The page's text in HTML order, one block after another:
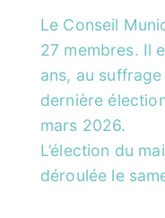
Le Conseil
27 membres. Il
ans, au
dernière
mars 2026.
L’élection du
déroulée le